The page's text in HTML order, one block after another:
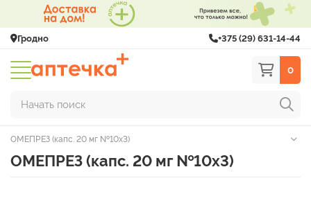
Гродно +375 (29) 631-14-44
0
Начать поиск
ОМЕПРЕЗ (капс. 20 мг №10х3)
ОМЕПРЕЗ (капс. 20 мг №10х3)